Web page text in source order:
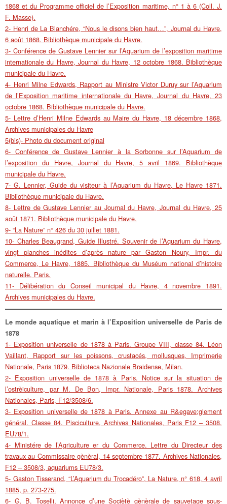
1868 et du Programme officiel de l’Exposition maritime, n° 1 à 6 (Coll. J.
F. Masse).
2- Henri de La Blanchére, “Nous le disons bien haut…”, Journal du Havre,
6 août 1868. Bibliothèque municipale du Havre.
3- Conférence de Gustave Lennier sur l’Aquarium de l’exposition maritime
internationale du Havre, Journal du Havre, 12 octobre 1868. Bibliothèque
municipale du Havre.
4- Henri Milne Edwards, Rapport au Ministre Victor Duruy sur l’Aquarium
de l’Exposition maritime internationale du Havre, Journal du Havre, 23
octobre 1868. Bibliothèque municipale du Havre.
5- Lettre d’Henri Milne Edwards au Maire du Havre, 18 décembre 1868,
Archives municipales du Havre
5(bis)- Photo du document original
6- Conférence de Gustave Lennier à la Sorbonne sur l’Aquarium de
l’exposition du Havre, Journal du Havre, 5 avril 1869. Bibliothèque
municipale du Havre.
7- G. Lennier, Guide du visiteur à l’Aquarium du Havre, Le Havre 1871.
Bibliothèque municipale du Havre.
8- Lettre de Gustave Lennier au Journal du Havre, Journal du Havre, 25
août 1871. Bibliothèque municipale du Havre.
9- “La Nature” n° 426 du 30 juillet 1881.
10- Charles Beaugrand, Guide Illustré. Souvenir de l’Aquarium du Havre,
vingt planches inédites d’après nature par Gaston Noury, Impr. du
Commerce, Le Havre, 1885. Bibliothèque du Muséum national d’histoire
naturelle, Paris.
11- Délibération du Conseil municipal du Havre, 4 novembre 1891.
Archives municipales du Havre.
Le monde aquatique et marin à l’Exposition universelle de Paris de
1878
1- Exposition universelle de 1878 à Paris. Groupe VIII, classe 84. Léon
Vaillant, Rapport sur les poissons, crustacés, mollusques, Imprimerie
Nationale, Paris 1879. Biblioteca Nazionale Braidense, Milan.
2- Exposition universelle de 1878 à Paris. Notice sur la situation de
l’ostrèiculture, par M. De Bon, Impr. Nationale, Paris 1878. Archives
Nationales, Paris, F12/3508/6.
3- Exposition universelle de 1878 à Paris. Annexe au R&egave;glement
général. Classe 84. Pisciculture, Archives Nationales, Paris F12 – 3508,
EU78/1.
4- Ministére de l’Agriculture er du Commerce. Lettre du Directeur des
travaux au Commissaire gènèral, 14 septembre 1877. Archives Nationales,
F12 – 3508/3, aquariums EU78/3.
5- Gaston Tisserand, “L’Aquarium du Trocadéro”, La Nature, n° 618, 4 avril
1885, p. 273-275.
6- G. B. Toselli, Annonce d’une Sociètè gènèrale de sauvetage sous-